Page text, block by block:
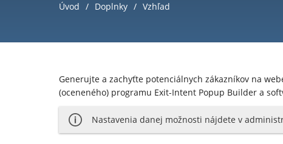
Úvod Doplnky Vzhľad
Generujte a zachyťte potenciálnych zákazníkov na
(oceneného) programu Exit-Intent Popup Builder a
Nastavenia danej možnosti nájdete v